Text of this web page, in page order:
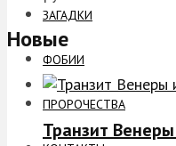
ЗАГАДКИ
ФОБИИ
ПРОРОЧЕСТВА
Новые
Транзит